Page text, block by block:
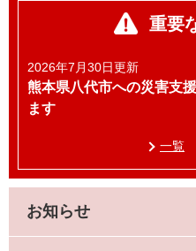
重要
2026年7月30日更新
熊本県八代市への災害支
ます
一覧
お知らせ